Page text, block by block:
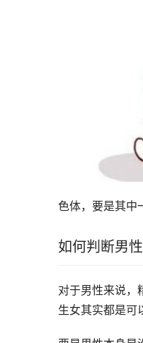
色体，要是其中
如何判断男
对于男性来说，
生女其实都是可